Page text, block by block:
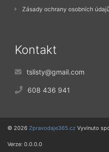
Zásady ochrany osobních údajů
Kontakt
tslisty@gmail.com
608 436 941
© 2026 Zpravodaje365.cz Vyvinuto
Verze: 0.0.0.0